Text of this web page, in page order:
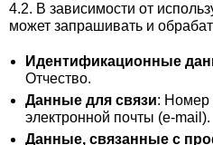
4.2. В зависимости от
может запрашивать и
Идентификационные
Отчество.
Данные для связи: Номер
электронной почты (e-mail).
Данные, связанные с